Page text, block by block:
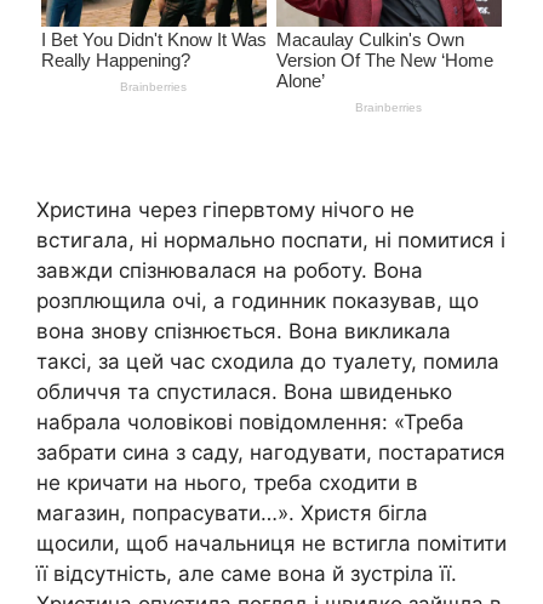
Христина через гіпервтому нічого не
встигала, ні нормально поспати, ні помитися і
завжди спізнювалася на роботу. Вона
розплющила очі, а годинник показував, що
вона знову спізнюється. Вона викликала
таксі, за цей час сходила до туалету, помила
обличчя та спустилася. Вона швиденько
набрала чоловікові повідомлення: «Треба
забрати сина з саду, нагодувати, постаратися
не кричати на нього, треба сходити в
магазин, попрасувати…». Христя бігла
щосили, щоб начальниця не встигла помітити
її відсутність, але саме вона й зустріла її.